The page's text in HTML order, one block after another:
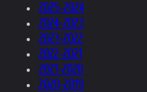
2025-2024
2024-2023
2023-2022
2022-2021
2021-2020
2020-2019